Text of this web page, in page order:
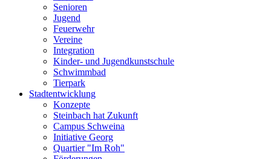
Senioren
Jugend
Feuerwehr
Vereine
Integration
Kinder- und Jugendkunstschule
Schwimmbad
Tierpark
Stadtentwicklung
Konzepte
Steinbach hat Zukunft
Campus Schweina
Initiative Georg
Quartier "Im Roh"